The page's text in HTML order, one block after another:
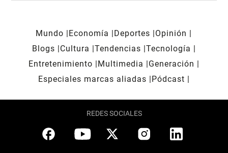
Mundo Economía Deportes
Opinión
Blogs
Cultura Tendencias Tecnología
Entretenimiento
Multimedia
Generación
Especiales marcas aliadas
Pódcast
REDES SOCIALES